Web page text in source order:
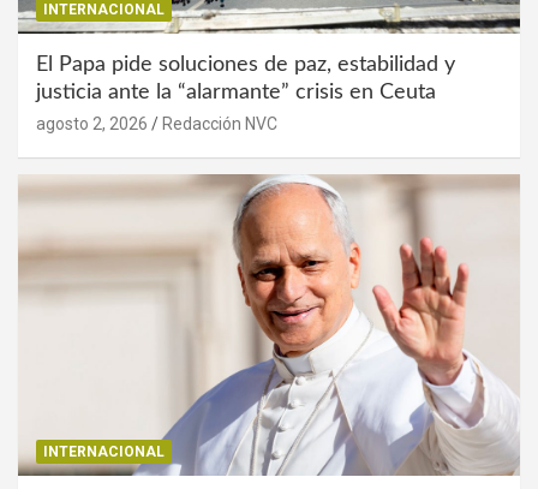
INTERNACIONAL
El Papa pide soluciones de paz, estabilidad y
justicia ante la “alarmante” crisis en Ceuta
agosto 2, 2026 Redacción NVC
INTERNACIONAL